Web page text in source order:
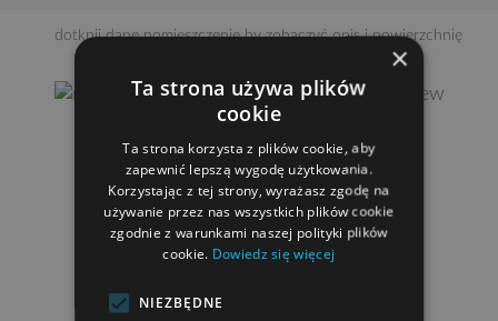
dotknij dane pomieszczenie by zobaczyć opis i powierzchnię
POWIĘKSZ RZUT
×
Ta strona używa plików
cookie
Ta strona korzysta z plików cookie, aby
zapewnić lepszą wygodę użytkowania.
Korzystając z tej strony, wyrażasz zgodę na
używanie przez nas wszystkich plików cookie
zgodnie z warunkami naszej polityki plików
cookie. Dowiedz się więcej
NIEZBĘDNE